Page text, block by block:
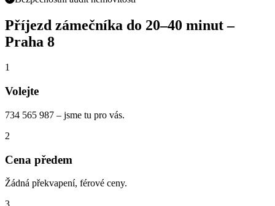
Příjezd zámečníka do 20–40 minut–
Praha 8
1
Volejte
734 565 987 – jsme tu pro vás.
2
Cena předem
Žádná překvapení, férové ceny.